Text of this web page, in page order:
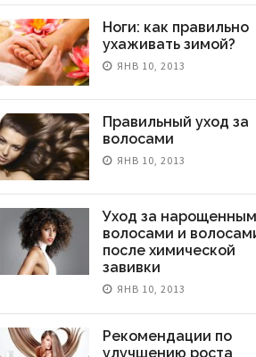
Ноги: как правильно
ухаживать зимой?
ЯНВ 10, 2013
Правильный уход за
волосами
ЯНВ 10, 2013
Уход за
волосами и
после химической
завивки
ЯНВ 10, 2013
Рекомендации по
улучшению роста